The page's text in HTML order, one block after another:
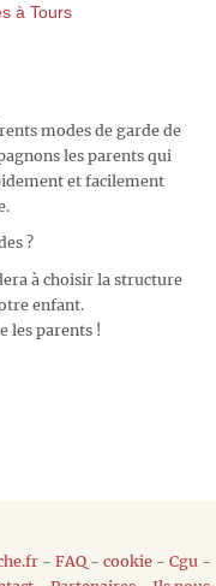
à Tours
modes de garde de
les parents qui
et facilement
?
à choisir la structure
enfant.
les parents !
- FAQ- cookie- Cgu-